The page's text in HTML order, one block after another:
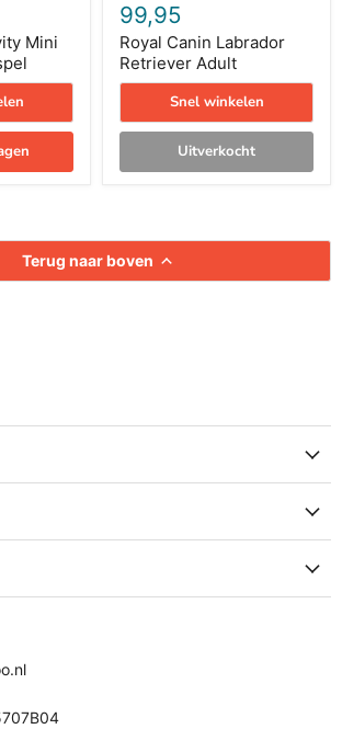
Mini
99,95
Royal Canin Labrador
Retriever Adult
Snel winkelen
Uitverkocht
Terug naar boven